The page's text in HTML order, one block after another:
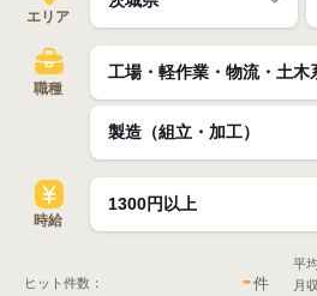
エリア
職種
時給
ヒット件数： -件
平
月